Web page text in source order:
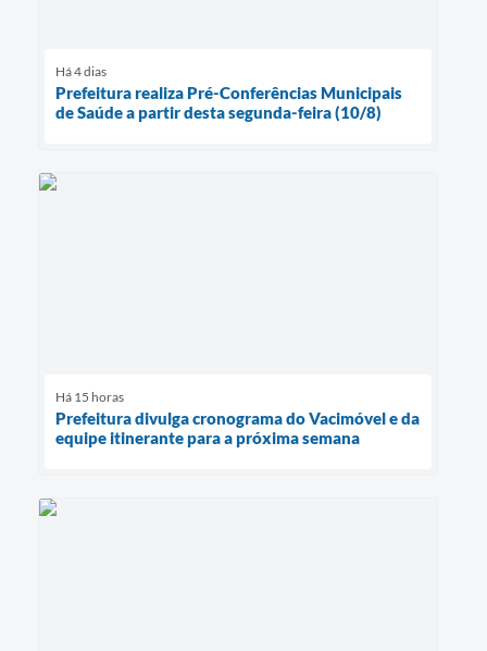
Há 4 dias
Prefeitura realiza Pré-Conferências Municipais
de Saúde a partir desta segunda-feira (10/8)
Há 15 horas
Prefeitura divulga cronograma do Vacimóvel e da
equipe itinerante para a próxima semana